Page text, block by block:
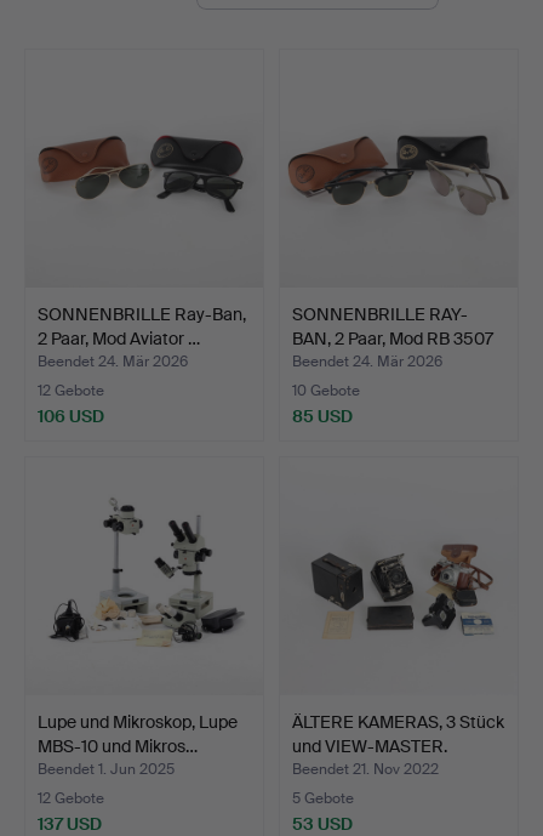
SONNENBRILLE Ray-Ban,
2 Paar, Mod Aviator …
Beendet 24. Mär 2026
12 Gebote
106 USD
SONNENBRILLE RAY-
BAN, 2 Paar, Mod RB 3507
…
Beendet 24. Mär 2026
10 Gebote
85 USD
Lupe und Mikroskop, Lupe
MBS-10 und Mikros…
Beendet 1. Jun 2025
12 Gebote
137 USD
ÄLTERE KAMERAS, 3 Stück
und VIEW-MASTER.
Beendet 21. Nov 2022
5 Gebote
53 USD